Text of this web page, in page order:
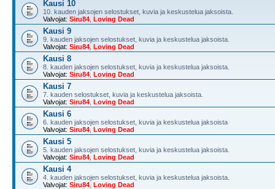
Kausi 10
10. kauden jaksojen selostukset, kuvia ja keskustelua jaksoista.
Valvojat: Siru84 Loving Dead
Kausi 9
9. kauden jaksojen selostukset, kuvia ja keskustelua jaksoista.
Valvojat: Siru84 Loving Dead
Kausi 8
8. kauden jaksojen selostukset, kuvia ja keskustelua jaksoista.
Valvojat: Siru84 Loving Dead
Kausi 7
7. kauden selostukset, kuvia ja keskustelua jaksoista.
Valvojat: Siru84 Loving Dead
Kausi 6
6. kauden jaksojen selostukset, kuvia ja keskustelua jaksoista
Valvojat: Siru84 Loving Dead
Kausi 5
5. kauden jaksojen selostukset, kuvia ja keskustelua jaksoista.
Valvojat: Siru84 Loving Dead
Kausi 4
4. kauden jaksojen selostukset, kuvia ja keskustelua jaksoista.
Valvojat: Siru84 Loving Dead